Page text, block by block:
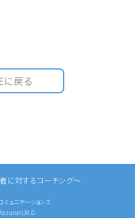
に戻る
に対するコーチング〜
ミュニケーションズ